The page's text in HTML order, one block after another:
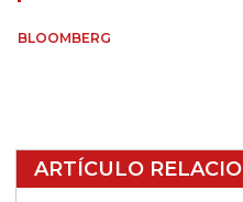
BLOOMBERG
ARTÍCULO